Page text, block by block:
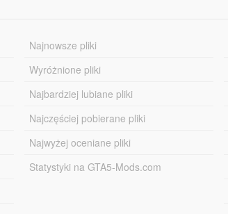
Najnowsze pliki
Wyróżnione pliki
Najbardziej lubiane pliki
Najczęściej pobierane pliki
Najwyżej oceniane pliki
Statystyki na GTA5-Mods.com